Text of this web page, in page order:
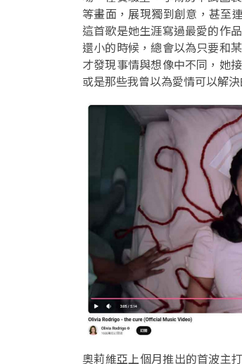
等畫面，展現獨到創意，甚至
這首歌是她生涯寫過最愛的作
還小的時候，總會以為只要和
才發現事情與想像中不同，她
或是那些我曾以為愛情可以解決
奧莉維亞上個月推出的首波主